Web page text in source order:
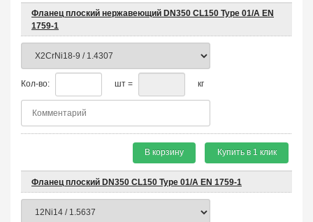
Фланец плоский нержавеющий DN350 CL150 Type 01/A EN
1759-1
Кол-во: шт = кг
В корзину Купить в 1 клик
Фланец плоский DN350 CL150 Type 01/A EN 1759-1